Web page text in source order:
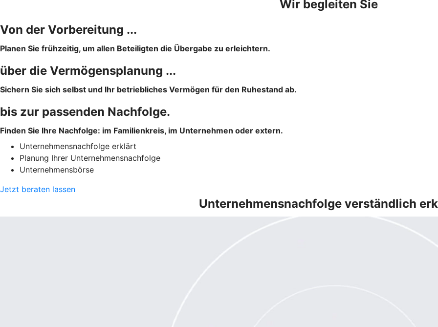
Wir begleiten Sie
Von der Vorbereitung ...
Planen Sie frühzeitig, um allen Beteiligten die Übergabe zu erleichtern.
über die Vermögensplanung ...
Sichern Sie sich selbst und Ihr betriebliches Vermögen für den Ruhestand ab.
bis zur passenden Nachfolge.
Finden Sie Ihre Nachfolge: im Familienkreis, im Unternehmen oder extern.
Unternehmensnachfolge erklärt
Planung Ihrer Unternehmensnachfolge
Unternehmensbörse
Jetzt beraten lassen
Unternehmensnachfolge verständlich